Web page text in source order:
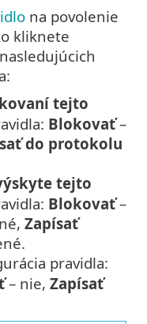
na povolenie
kliknete
tejto
Blokovať–
do protokolu
tejto
Blokovať–
Zapísať
pravidla:
– nie, Zapísať